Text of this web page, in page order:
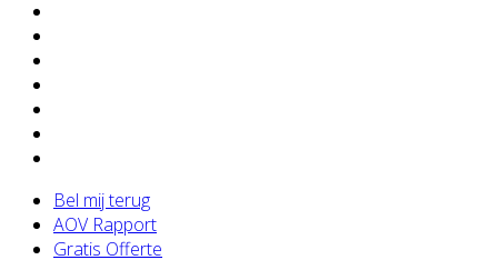
Bel mij terug
AOV Rapport
Gratis Offerte